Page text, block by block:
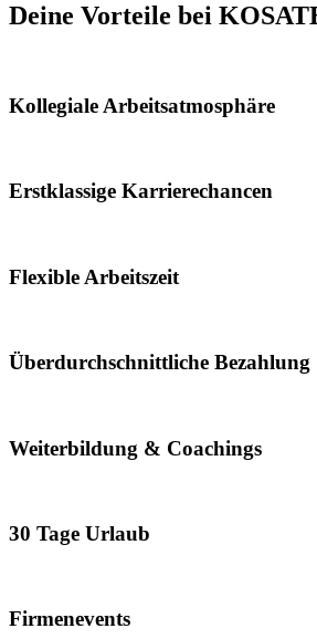
Deine Vorteile bei
Kollegiale Arbeitsatmosphäre
Erstklassige Karrierechancen
Flexible Arbeitszeit
Überdurchschnittliche Bezahlung
Weiterbildung & Coachings
30 Tage Urlaub
Firmenevents